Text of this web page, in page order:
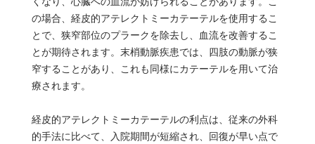
の場合、経皮的アテレクトミーカテーテルを使用するこ
とで、狭窄部位のプラークを除去し、血流を改善するこ
とが期待されます。末梢動脈疾患では、四肢の動脈が狭
窄することがあり、これも同様にカテーテルを用いて治
療されます。
経皮的アテレクトミーカテーテルの利点は、従来の外科
的手法に比べて、入院期間が短縮され、回復が早い点で